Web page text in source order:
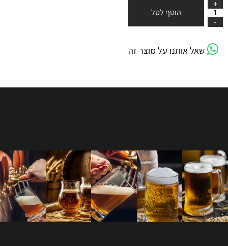
הוסף לסל
שאל אותנו על מוצר זה